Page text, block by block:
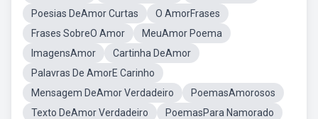
Poesias DeAmor Curtas
O AmorFrases
Frases SobreO Amor
MeuAmor Poema
ImagensAmor
Cartinha DeAmor
Palavras De AmorE Carinho
Mensagem DeAmor Verdadeiro
PoemasAmorosos
Texto DeAmor Verdadeiro
PoemasPara Namorado